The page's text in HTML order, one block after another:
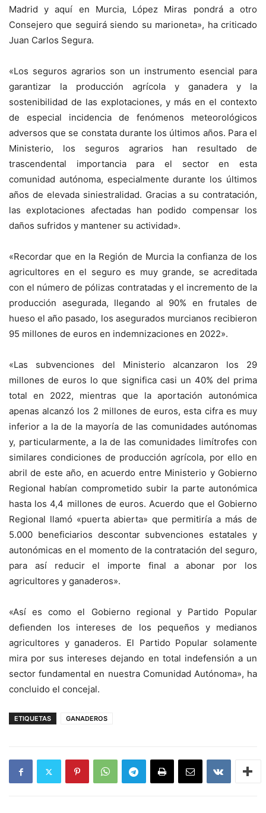
Madrid y aquí en Murcia, López Miras pondrá a otro
Consejero que seguirá siendo su marioneta», ha criticado
Juan Carlos Segura.
«Los seguros agrarios son un instrumento esencial para
garantizar la producción agrícola y ganadera y la
sostenibilidad de las explotaciones, y más en el contexto
de especial incidencia de fenómenos meteorológicos
adversos que se constata durante los últimos años. Para el
Ministerio, los seguros agrarios han resultado de
trascendental importancia para el sector en esta
comunidad autónoma, especialmente durante los últimos
años de elevada siniestralidad. Gracias a su contratación,
las explotaciones afectadas han podido compensar los
daños sufridos y mantener su actividad».
«Recordar que en la Región de Murcia la confianza de los
agricultores en el seguro es muy grande, se acreditada
con el número de pólizas contratadas y el incremento de la
producción asegurada, llegando al 90% en frutales de
hueso el año pasado, los asegurados murcianos recibieron
95 millones de euros en indemnizaciones en 2022».
«Las subvenciones del Ministerio alcanzaron los 29
millones de euros lo que significa casi un 40% del prima
total en 2022, mientras que la aportación autonómica
apenas alcanzó los 2 millones de euros, esta cifra es muy
inferior a la de la mayoría de las comunidades autónomas
y, particularmente, a la de las comunidades limítrofes con
similares condiciones de producción agrícola, por ello en
abril de este año, en acuerdo entre Ministerio y Gobierno
Regional habían comprometido subir la parte autonómica
hasta los 4,4 millones de euros. Acuerdo que el Gobierno
Regional llamó «puerta abierta» que permitiría a más de
5.000 beneficiarios descontar subvenciones estatales y
autonómicas en el momento de la contratación del seguro,
para así reducir el importe final a abonar por los
agricultores y ganaderos».
«Así es como el Gobierno regional y Partido Popular
defienden los intereses de los pequeños y medianos
agricultores y ganaderos. El Partido Popular solamente
mira por sus intereses dejando en total indefensión a un
sector fundamental en nuestra Comunidad Autónoma», ha
concluido el concejal.
ETIQUETAS GANADEROS